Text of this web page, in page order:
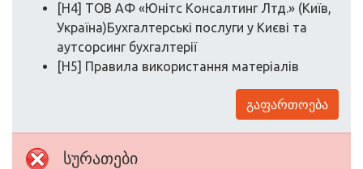
[H4] ТОВ АФ «Юнітс Консалтинг Лтд.» (Київ,
Україна)Бухгалтерські послуги у Києві та
аутсорсинг бухгалтерії
[H5] Правила використання матеріалів
გაფართოება
სურათები